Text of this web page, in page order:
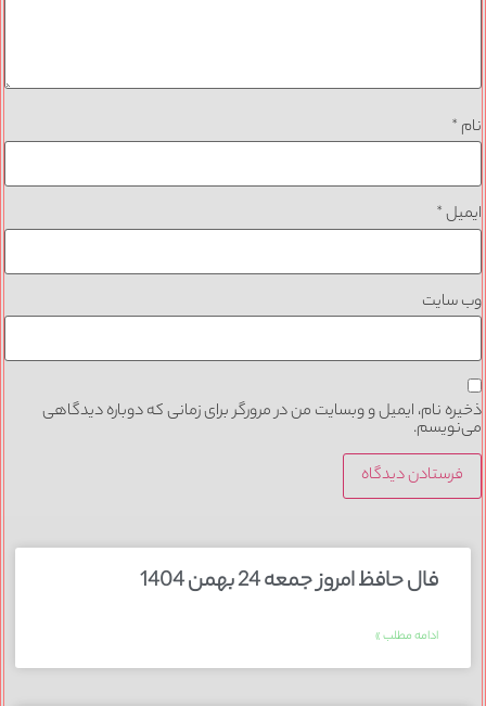
نام *
ایمیل*
وب‌ سایت
ذخیره نام، ایمیل و وبسایت من در مرورگر برای زمانی که دوباره دیدگاهی
می‌نویسم.
فال حافظ امروز جمعه 24 بهمن 1404
ادامه مطلب »